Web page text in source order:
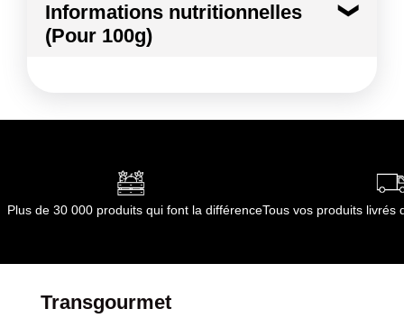
CRESSON
Conformément aux informations transmises
Informations nutritionnelles
(Pour 100g)
Kilojoules 75 kj
dont Acides gras saturés 0.00 g
dont Sucres
Plus de 30 000 produits qui font la différenceTous vos produits livrés
Transgourmet